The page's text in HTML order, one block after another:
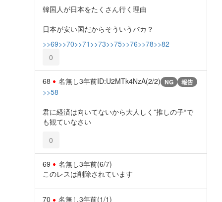
韓国人が日本をたくさん行く理由
日本が安い国だからそういうバカ？
>>69>>70>>71 >>73>>75>>76>>78>>82
0
68 名無し3年前ID:U2MTk4NzA(2/2) NG 報告
>>58
君に経済は向いてないから大人しく”推しの子“で
も観ていなさい
0
69 名無し3年前(6/7)
このレスは削除されています
70 名無し3年前(1/1)